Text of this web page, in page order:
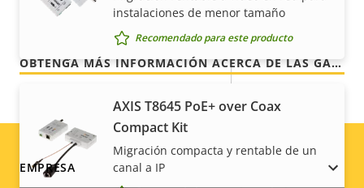
de
la
Infrarrojos integrados
Almacenamiento local
instalaciones de menor tamaño
Recomendado para este producto
AXIS T8645 PoE+ over Coax
Compact Kit
Migración compacta y rentable de un
canal a IP
los costes.
OBTENGA MÁS INFORMACIÓN ACERCA DE LAS GARANTÍAS DE AXIS
Footer
EMPRESA